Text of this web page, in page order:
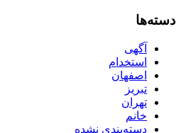
دسته‌ها
آگهی
استخدام
اصفهان
تبریز
تهران
خانم
دسته‌بندی نشده